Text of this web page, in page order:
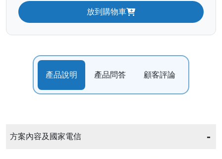
放到購物車
產品說明 產品問答 顧客評論
方案內容及國家電信